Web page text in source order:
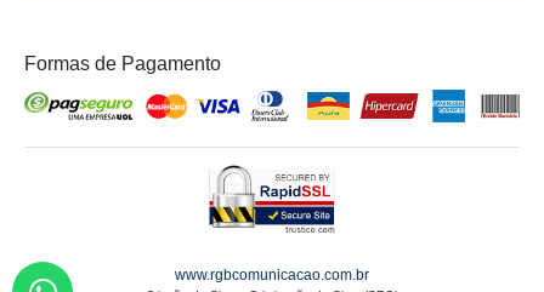
Formas de Pagamento
www.rgbcomunicacao.com.br